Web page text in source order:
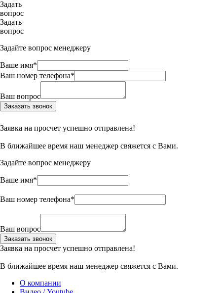
Задать
вопрос
Задать
вопрос
Задайте вопрос менеджеру
Ваше имя*
Ваш номер телефона*
Ваш вопрос
Заказать звонок
Заявка на просчет успешно отправлена!
В ближайшее время наш менеджер свяжется с Вами.
Задайте вопрос менеджеру
Ваше имя*
Ваш номер телефона*
Ваш вопрос
Заказать звонок
Заявка на просчет успешно отправлена!
В ближайшее время наш менеджер свяжется с Вами.
О компании